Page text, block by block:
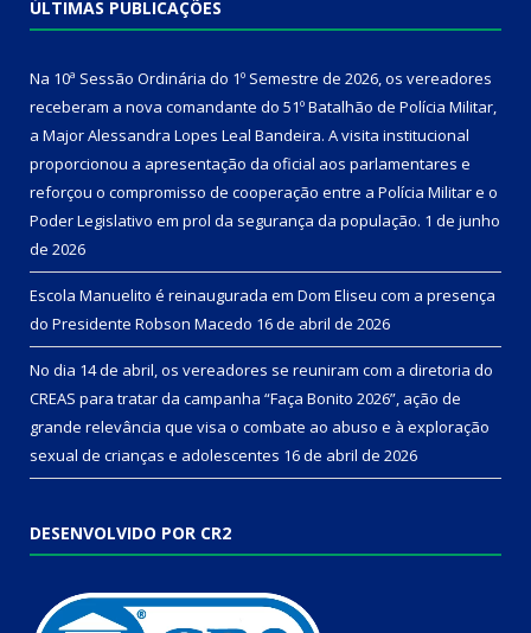
ÚLTIMAS PUBLICAÇÕES
Na 10ª Sessão Ordinária do 1º Semestre de 2026, os vereadores
receberam a nova comandante do 51º Batalhão de Polícia Militar,
a Major Alessandra Lopes Leal Bandeira. A visita institucional
proporcionou a apresentação da oficial aos parlamentares e
reforçou o compromisso de cooperação entre a Polícia Militar e o
Poder Legislativo em prol da segurança da população. 1 de junho
de 2026
Escola Manuelito é reinaugurada em Dom Eliseu com a presença
do Presidente Robson Macedo 16 de abril de 2026
No dia 14 de abril, os vereadores se reuniram com a diretoria do
CREAS para tratar da campanha “Faça Bonito 2026”, ação de
grande relevância que visa o combate ao abuso e à exploração
sexual de crianças e adolescentes 16 de abril de 2026
DESENVOLVIDO POR CR2